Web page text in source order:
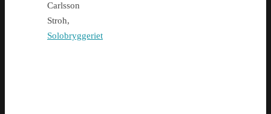
Carlsson
Stroh,
Solobryggeriet